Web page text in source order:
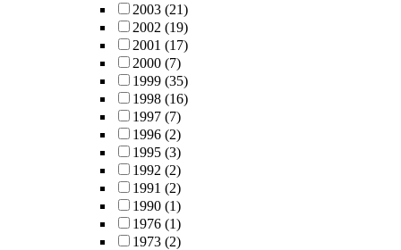
2003 (21)
2002 (19)
2001 (17)
2000 (7)
1999 (35)
1998 (16)
1997 (7)
1996 (2)
1995 (3)
1992 (2)
1991 (2)
1990 (1)
1976 (1)
1973 (2)